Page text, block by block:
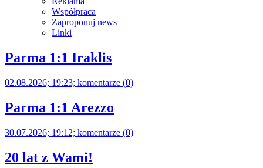
Współpraca
Zaproponuj news
Linki
Parma 1:1 Iraklis
02.08.2026; 19:23; komentarze (0)
Parma 1:1 Arezzo
30.07.2026; 19:12; komentarze (0)
20 lat z Wami!